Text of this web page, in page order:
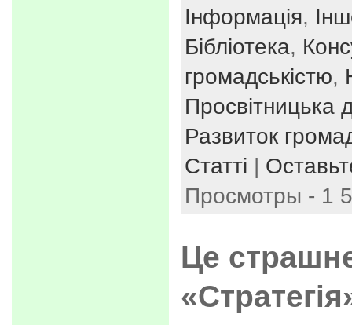
Інформація,
Бібліотека,
громадськістю,
Просвітницька
Развиток
Статті |
Просмотры - 1
Це